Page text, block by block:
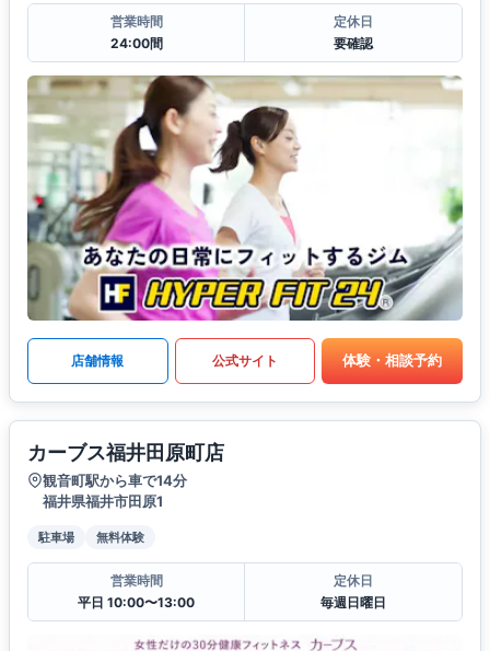
営業時間
24:00間
定休日
要確認
店舗情報 公式サイト 体験・相談予約
カーブス福井田原町店
観音町駅から車で14分
福井県福井市田原1
駐車場 無料体験
営業時間
平日 10:00〜13:00
定休日
毎週日曜日